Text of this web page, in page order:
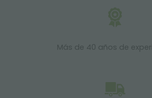
Más de 40 años de